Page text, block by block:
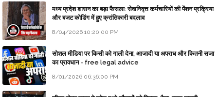
मध्य प्रदेश शासन का बड़ा फैसला: सेवानिवृत्त कर्मचारियों की पेंशन प्रक्रिया
और बजट कोडिंग में हुए क्रांतिकारी बदलाव
8/04/2026 10:20:00 PM
सोशल मीडिया पर किसी को गाली देना, आजादी या अपराध और कितनी सजा
का प्रावधान - free legal advice
8/01/2026 06:36:00 PM